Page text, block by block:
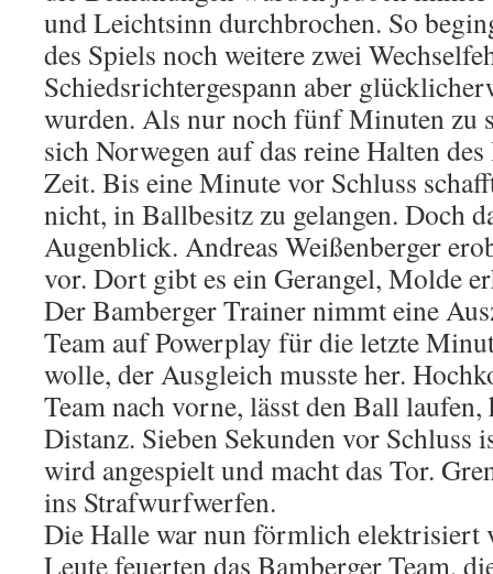
und Leichtsinn durchbrochen. So
des Spiels noch weitere zwei
Schiedsrichtergespann aber
wurden. Als nur noch fünf Minuten zu
sich Norwegen auf das reine Halten
Zeit. Bis eine Minute vor Schluss
nicht, in Ballbesitz zu gelangen. Doch
Augenblick. Andreas Weißenberger
vor. Dort gibt es ein Gerangel, Molde
Der Bamberger Trainer nimmt eine
Team auf Powerplay für die letzte
wolle, der Ausgleich musste her.
Team nach vorne, lässt den Ball
Distanz. Sieben Sekunden vor Schluss
wird angespielt und macht das Tor.
ins Strafwurfwerfen.
Die Halle war nun förmlich elektrisiert
Leute feuerten das Bamberger Team,